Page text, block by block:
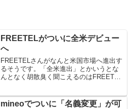
FREETELがついに全米デビュー
へ
FREETELさんがなんと米国市場へ進出す
るそうです。「全米進出」とかいうとな
んとなく胡散臭く聞こえるのはFREETEL
「Made by Japan」のタグラインによ...
mineoでついに「名義変更」が可